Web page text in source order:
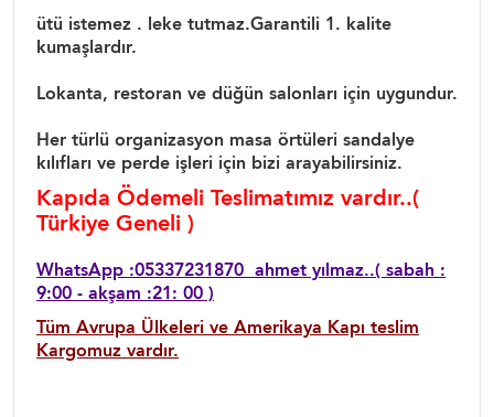
ütü istemez . leke tutmaz.Garantili 1. kalite
kumaşlardır.
Lokanta, restoran ve düğün salonları için uygundur.
Her türlü organizasyon masa örtüleri sandalye
kılıfları ve perde işleri için bizi arayabilirsiniz.
Kapıda Ödemeli Teslimatımız vardır..(
Türkiye Geneli )
WhatsApp :05337231870 ahmet yılmaz..( sabah :
9:00 - akşam :21: 00 )
Tüm Avrupa Ülkeleri ve Amerikaya Kapı teslim
Kargomuz vardır.